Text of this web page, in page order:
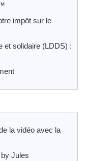
impôt sur le
et solidaire (LDDS) :
la vidéo avec la
Jules